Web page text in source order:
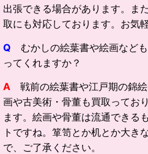
出張できる場合があります。ま
取にも対応しております。お気
Q むかしの絵葉書や絵画など
ってくれますか？
A
戦前の絵葉書や江戸期の錦
画や古美術・骨董も買取ってお
ます。絵画や骨董は流通できる
トですね。箪笥とか机とか大き
で、ご了承ください。